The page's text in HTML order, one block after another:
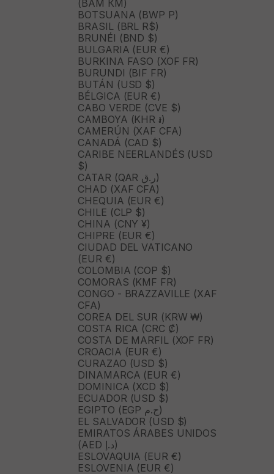
(BAM КМ)
BOTSUANA (BWP P)
BRASIL (BRL R$)
BRUNÉI (BND $)
BULGARIA (EUR €)
BURKINA FASO (XOF FR)
BURUNDI (BIF FR)
BUTÁN (USD $)
BÉLGICA (EUR €)
CABO VERDE (CVE $)
CAMBOYA (KHR ៛)
CAMERÚN (XAF CFA)
CANADÁ (CAD $)
CARIBE NEERLANDÉS (USD
$)
CATAR (QAR ر.ق)
CHAD (XAF CFA)
CHEQUIA (EUR €)
CHILE (CLP $)
CHINA (CNY ¥)
CHIPRE (EUR €)
CIUDAD DEL VATICANO
(EUR €)
COLOMBIA (COP $)
COMORAS (KMF FR)
CONGO - BRAZZAVILLE (XAF
CFA)
COREA DEL SUR (KRW ₩)
COSTA RICA (CRC ₡)
COSTA DE MARFIL (XOF FR)
CROACIA (EUR €)
CURAZAO (USD $)
DINAMARCA (EUR €)
DOMINICA (XCD $)
ECUADOR (USD $)
EGIPTO (EGP ج.م)
EL SALVADOR (USD $)
EMIRATOS ÁRABES UNIDOS
(AED د.إ)
ESLOVAQUIA (EUR €)
ESLOVENIA (EUR €)